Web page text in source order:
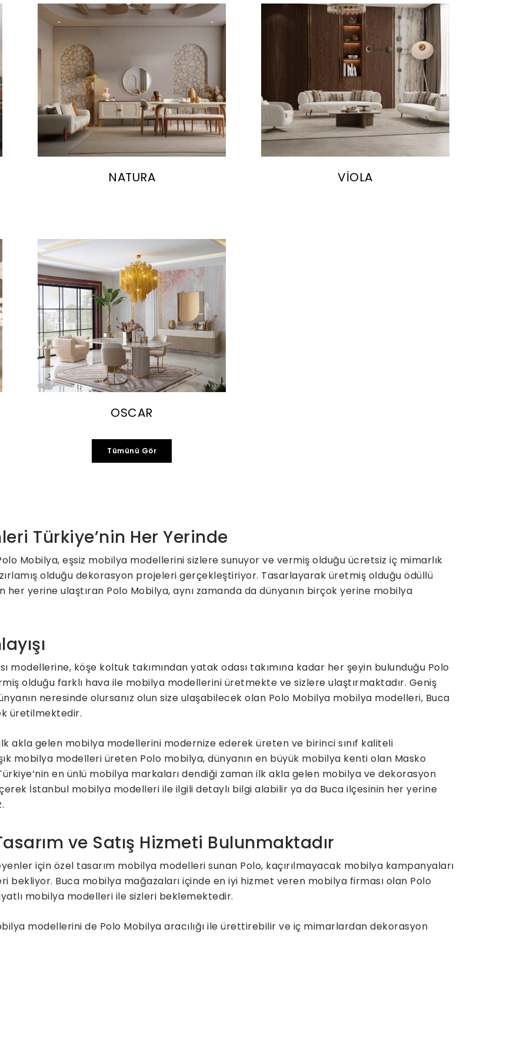
NATURA VİOLA
OSCAR
Tümünü Gör
Türkiye’nin Her Yerinde
Mobilya, eşsiz mobilya modellerini sizlere sunuyor ve vermiş olduğu ücretsiz iç mimarlık
olduğu dekorasyon projeleri gerçekleştiriyor. Tasarlayarak üretmiş olduğu ödüllü
her yerine ulaştıran Polo Mobilya, aynı zamanda da dünyanın birçok yerine mobilya
modellerine, köşe koltuk takımından yatak odası takımına kadar her şeyin bulunduğu Polo
olduğu farklı hava ile mobilya modellerini üretmekte ve sizlere ulaştırmaktadır. Geniş
neresinde olursanız olun size ulaşabilecek olan Polo Mobilya mobilya modelleri, Buca
üretilmektedir.
akla gelen mobilya modellerini modernize ederek üreten ve birinci sınıf kaliteli
mobilya modelleri üreten Polo mobilya, dünyanın en büyük mobilya kenti olan Masko
en ünlü mobilya markaları dendiği zaman ilk akla gelen mobilya ve dekorasyon
İstanbul mobilya modelleri ile ilgili detaylı bilgi alabilir ya da Buca ilçesinin her yerine
ve Satış Hizmeti Bulunmaktadır
için özel tasarım mobilya modelleri sunan Polo, kaçırılmayacak mobilya kampanyaları
bekliyor. Buca mobilya mağazaları içinde en iyi hizmet veren mobilya firması olan Polo
mobilya modelleri ile sizleri beklemektedir.
modellerini de Polo Mobilya aracılığı ile ürettirebilir ve iç mimarlardan dekorasyon